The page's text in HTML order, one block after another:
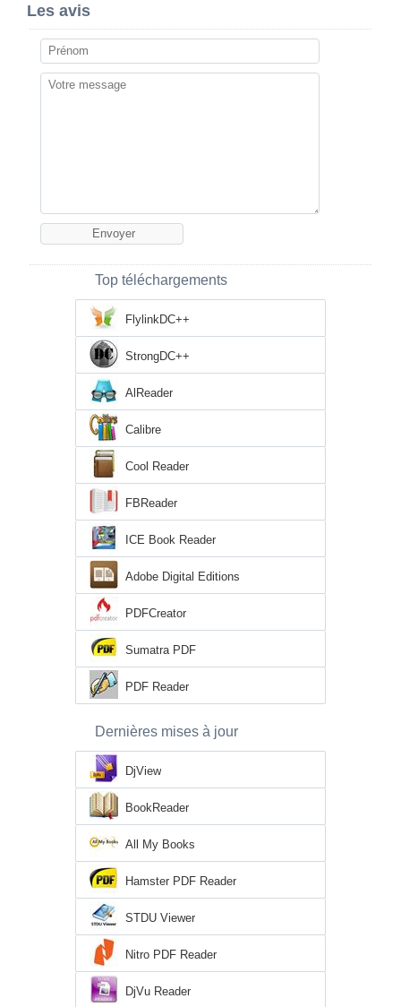
Les avis
Top téléchargements
FlylinkDC++
StrongDC++
AlReader
Calibre
Cool Reader
FBReader
ICE Book Reader
Adobe Digital Editions
PDFCreator
Sumatra PDF
PDF Reader
Dernières mises à jour
DjView
BookReader
All My Books
Hamster PDF Reader
STDU Viewer
Nitro PDF Reader
DjVu Reader